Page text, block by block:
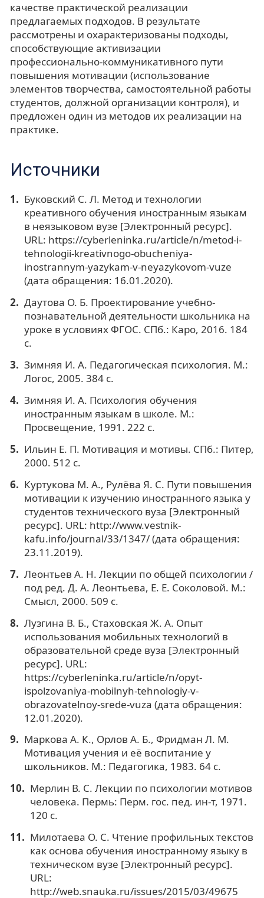
качестве практической реализации
предлагаемых подходов. В результате
рассмотрены и охарактеризованы подходы,
способствующие активизации
профессионально-коммуникативного пути
повышения мотивации (использование
элементов творчества, самостоятельной работы
студентов, должной организации контроля), и
предложен один из методов их реализации на
практике.
Источники
Буковский С. Л. Метод и технологии
креативного обучения иностранным языкам
в неязыковом вузе [Электронный ресурс].
URL: https://cyberleninka.ru/article/n/metod-i-
tehnologii-kreativnogo-obucheniya-
inostrannym-yazykam-v-neyazykovom-vuze
(дата обращения: 16.01.2020).
Даутова О. Б. Проектирование учебно-
познавательной деятельности школьника на
уроке в условиях ФГОС. СПб.: Каро, 2016. 184
с.
Зимняя И. А. Педагогическая психология. М.:
Логос, 2005. 384 с.
Зимняя И. А. Психология обучения
иностранным языкам в школе. М.:
Просвещение, 1991. 222 с.
Ильин Е. П. Мотивация и мотивы. СПб.: Питер,
2000. 512 с.
Куртукова М. А., Рулёва Я. С. Пути повышения
мотивации к изучению иностранного языка у
студентов технического вуза [Электронный
ресурс]. URL: http://www.vestnik-
kafu.info/journal/33/1347/ (дата обращения:
23.11.2019).
Леонтьев А. Н. Лекции по общей психологии /
под ред. Д. А. Леонтьева, Е. Е. Соколовой. М.:
Смысл, 2000. 509 с.
Лузгина В. Б., Стаховская Ж. А. Опыт
использования мобильных технологий в
образовательной среде вуза [Электронный
ресурс]. URL:
https://cyberleninka.ru/article/n/opyt-
ispolzovaniya-mobilnyh-tehnologiy-v-
obrazovatelnoy-srede-vuza (дата обращения:
12.01.2020).
Маркова А. К., Орлов А. Б., Фридман Л. М.
Мотивация учения и её воспитание у
школьников. М.: Педагогика, 1983. 64 с.
Мерлин В. С. Лекции по психологии мотивов
человека. Пермь: Перм. гос. пед. ин-т, 1971.
120 с.
Милотаева О. С. Чтение профильных текстов
как основа обучения иностранному языку в
техническом вузе [Электронный ресурс].
URL:
http://web.snauka.ru/issues/2015/03/49675